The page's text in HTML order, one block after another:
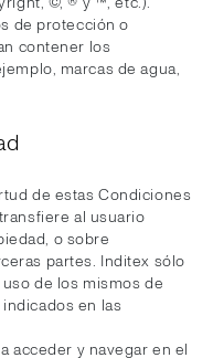
de protección o
contener los
marcas de agua,
de estas Condiciones
al usuario
o sobre
partes. Inditex sólo
de los mismos de
en las
acceder y navegar en el